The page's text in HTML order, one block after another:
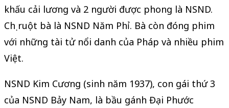
khấu cải lương và 2 người được phong là NSND.
Chị ruột bà là NSND Năm Phỉ. Bà còn đóng phim
với những tài tử nổi danh của Pháp và nhiều phim
Việt.
NSND Kim Cương (sinh năm 1937), con gái thứ 3
của NSND Bảy Nam, là bầu gánh Đại Phước